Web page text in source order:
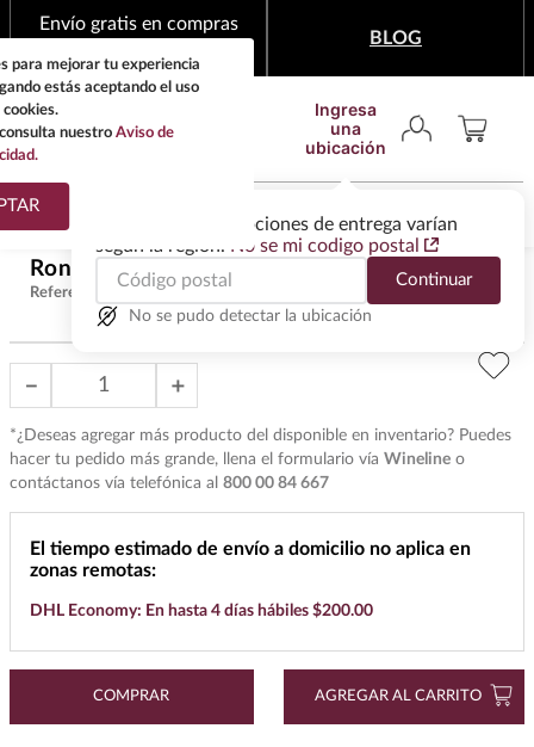
Envío gratis en compras
BLOG
Ingresa
una
ubicación
Las ofertas y las opciones de entrega varían
según la región. No se mi codigo postal
Continuar
No se pudo detectar la ubicación
¿Qué estas buscando?
Ron Flor De Caña Cristalino 750 ml $558
Referencia R24826
＋
－
*¿Deseas agregar más producto del disponible en inventario? Puedes
hacer tu pedido más grande, llena el formulario vía Wineline o
contáctanos vía telefónica al 800 00 84 667
El tiempo estimado de envío a domicilio no aplica en
zonas remotas:
DHL Economy: En hasta 4 días hábiles $200.00
COMPRAR AGREGAR AL CARRITO
TÉRMINOS MÁS
BUSCADOS
tequila
2.
whisky
3.
tequilas
4.
ron
5.
mezcal
7.
buchanans
8.
don julio
9.
maestro dobel
black label
para mejorar tu experiencia
estás aceptando el uso
nuestro Aviso de